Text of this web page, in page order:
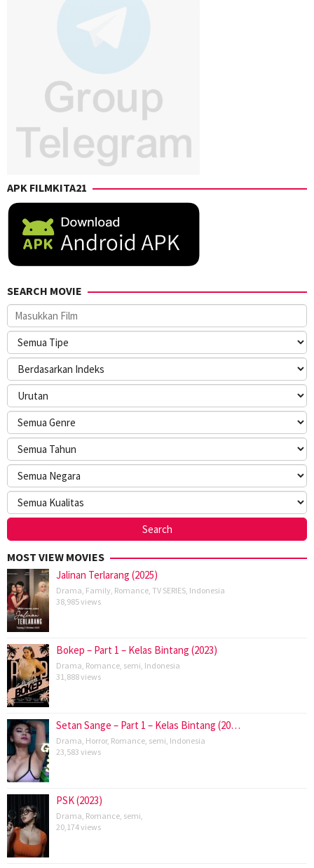
APK FILMKITA21
SEARCH MOVIE
MOST VIEW MOVIES
Jalinan Terlarang (2025)
Drama, Family, Romance, TV SERIES, Indonesia
38,985 views
Bokep – Part 1 – Kelas Bintang (2023)
Drama, Romance, semi, Indonesia
31,888 views
Setan Sange – Part 1 – Kelas Bintang (20…
Drama, Horror, Romance, semi, Indonesia
23,583 views
PSK (2023)
Drama, Romance, semi,
20,174 views